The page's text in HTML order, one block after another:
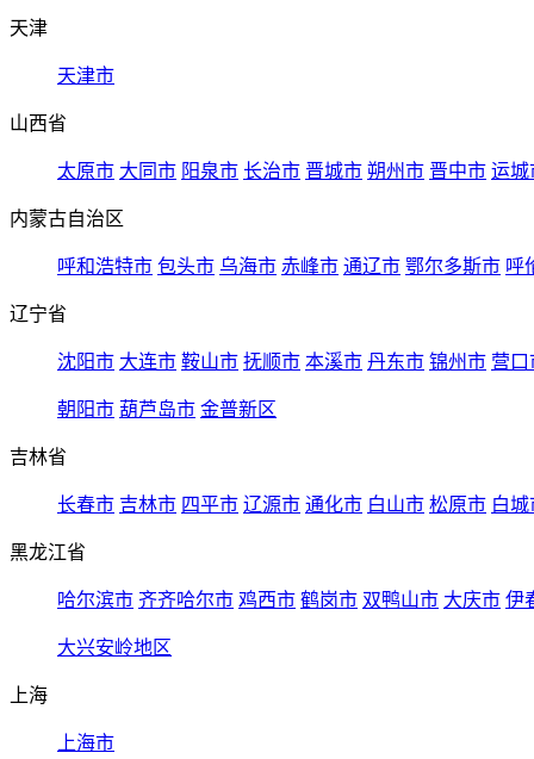
天津
天津市
山西省
太原市 大同市 阳泉市 长治市 晋城市 朔州市 晋中市 运城
内蒙古自治区
呼和浩特市 包头市 乌海市 赤峰市 通辽市 鄂尔多斯市 呼
辽宁省
沈阳市 大连市 鞍山市 抚顺市 本溪市 丹东市 锦州市 营口
朝阳市 葫芦岛市 金普新区
吉林省
长春市 吉林市 四平市 辽源市 通化市 白山市 松原市 白城
黑龙江省
哈尔滨市 齐齐哈尔市 鸡西市 鹤岗市 双鸭山市 大庆市 伊
大兴安岭地区
上海
上海市